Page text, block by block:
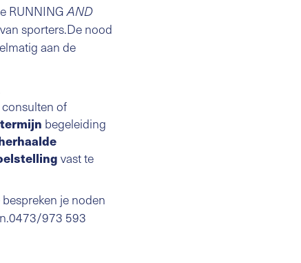
RUNNINGAND
sporters.De nood
aan de
of
begeleiding
vast te
je noden
973 593